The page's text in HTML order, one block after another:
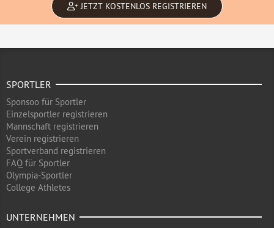
JETZT KOSTENLOS REGISTRIEREN
SPORTLER
Sponsoo für Sportler
Einzelsportler registrieren
Mannschaft registrieren
Verein registrieren
Sportverband registrieren
FAQ für Sportler
Olympia-Sportler
College Athletes
UNTERNEHMEN